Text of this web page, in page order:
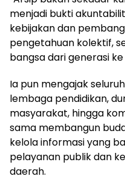
menjadi bukti
kebijakan dan
pengetahuan kolektif,
bangsa dari generasi ke
Ia pun mengajak
lembaga pendidikan,
masyarakat, hingga
sama membangun
kelola informasi yang
pelayanan publik dan
daerah.